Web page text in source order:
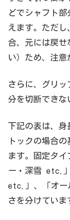
どでシャフト
えます。ただ
合、元には戻せ
い）ため、注意
さらに、グリ
分を切断できな
下記の表は、身
トックの場合
ます。固定タ
ー・深雪 etc.
etc.」、「オー
さを分けていま